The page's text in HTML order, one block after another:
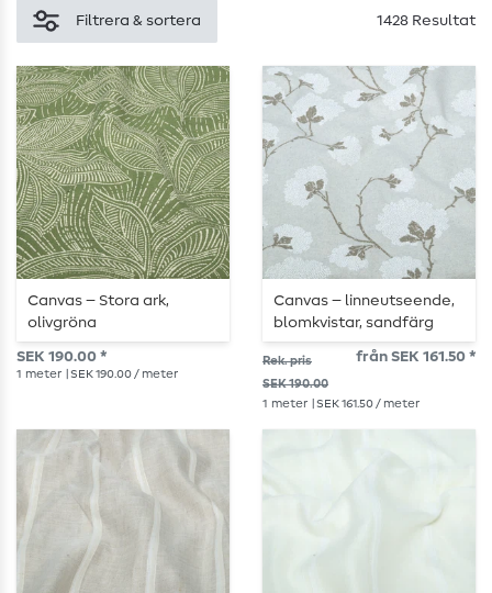
Filtrera & sortera 1428 Resultat
Canvas – Stora ark,
olivgröna
SEK 190.00 *
1 meter | SEK 190.00 / meter
Canvas – linneutseende,
blomkvistar, sandfärg
Rek. pris
SEK 190.00
från SEK 161.50 *
1 meter | SEK 161.50 / meter